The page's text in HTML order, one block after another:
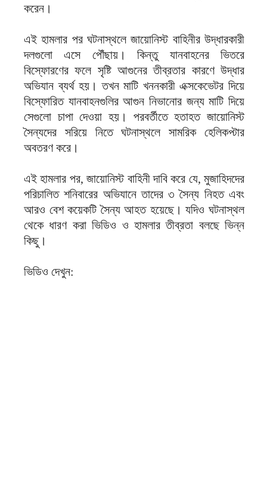
করেন।
এই হামলার পর ঘটনাস্থলে জায়োনিস্ট বাহিনীর উদ্ধারকারী
দলগুলো এসে পৌঁছায়। কিন্তু যানবাহনের ভিতরে
বিস্ফোরণের ফলে সৃষ্টি আগুনের তীব্রতার কারণে উদ্ধার
অভিযান ব্যর্থ হয়। তখন মাটি খননকারী এক্সকেভেটর দিয়ে
বিস্ফোরিত যানবাহনগুলির আগুন নিভানোর জন্য মাটি দিয়ে
সেগুলো চাপা দেওয়া হয়। পরবর্তীতে হতাহত জায়োনিস্ট
সৈন্যদের সরিয়ে নিতে ঘটনাস্থলে সামরিক হেলিকপ্টার
অবতরণ করে।
এই হামলার পর, জায়োনিস্ট বাহিনী দাবি করে যে, মুজাহিদদের
পরিচালিত শনিবারের অভিযানে তাদের ৩ সৈন্য নিহত এবং
আরও বেশ কয়েকটি সৈন্য আহত হয়েছে। যদিও ঘটনাস্থল
থেকে ধারণ করা ভিডিও ও হামলার তীব্রতা বলছে ভিন্ন
কিছু।
ভিডিও দেখুন: